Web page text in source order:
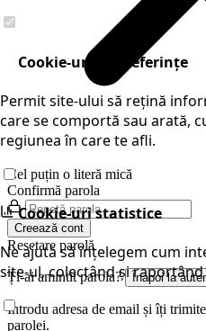
Cookie-uri de preferințe
Permit site-ului să rețină
care se comportă sau arată,
regiunea în care te afli.
Cookie-uri statistice
Ne ajută să înțelegem cum
site-ul, colectând și
Cel puțin o literă mică
Confirmă parola
Creează cont
Resetare parolă
Ți-ai amintit parola? Înapoi la
Introdu adresa de email și îți
parolei.